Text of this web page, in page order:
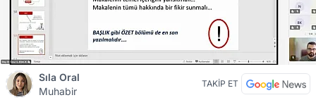
Sıla Oral
Muhabir
TAKİP ET